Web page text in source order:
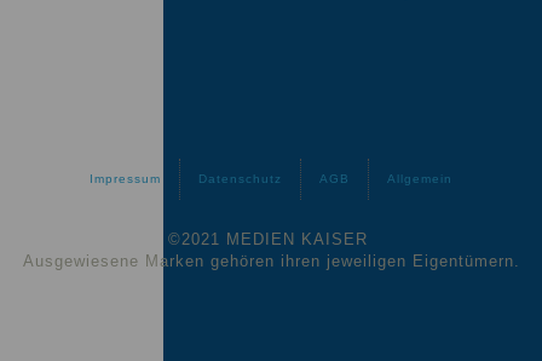
Impressum Datenschutz AGB Allgemein
©2021 MEDIEN KAISER
Ausgewiesene Marken gehören ihren jeweiligen Eigentümern.